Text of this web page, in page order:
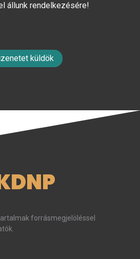
állunk rendelkezésére!
küldök
forrásmegjelöléssel